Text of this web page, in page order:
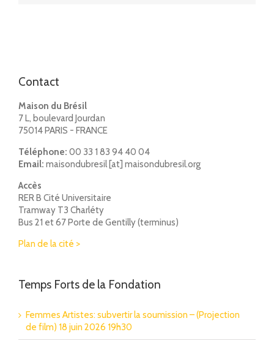
Contact
Maison du Brésil
7 L, boulevard Jourdan
75014 PARIS - FRANCE
Téléphone: 00 33 1 83 94 40 04
Email: maisondubresil [at] maisondubresil.org
Accès
RER B Cité Universitaire
Tramway T3 Charléty
Bus 21 et 67 Porte de Gentilly (terminus)
Plan de la cité >
Temps Forts de la Fondation
Femmes Artistes: subvertir la soumission – (Projection
de film) 18 juin 2026 19h30